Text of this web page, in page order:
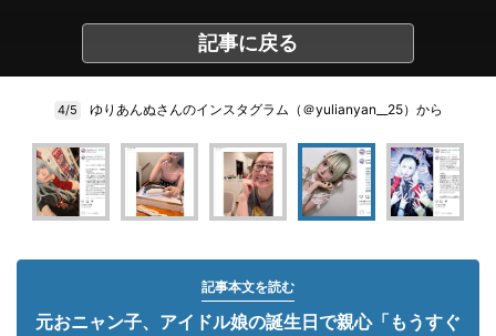
記事に戻る
4/5 ゆりあんぬさんのインスタグラム（＠yulianyan__25）から
記事本文を読む
元おニャン子、アイドル娘の誕生日で親心「もうすぐ